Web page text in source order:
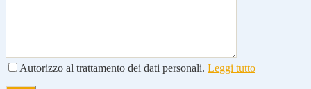
Autorizzo al trattamento dei dati personali. Leggi tutto